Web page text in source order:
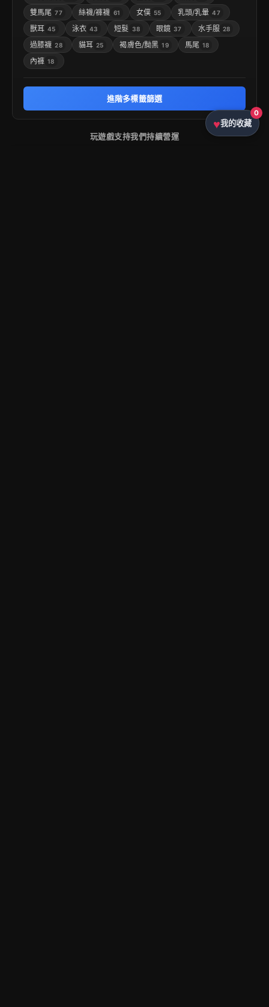
雙馬尾 77 絲襪/褲襪 61 女僕 55 乳頭/乳暈 47
獸耳 45 泳衣 43 短髮 38 眼鏡 37 水手服 28
過膝襪 28 貓耳 25 褐膚色/黝黑 19 馬尾 18
內褲 18
進階多標籤篩選
玩遊戲支持我們持續營運
我的收藏
0